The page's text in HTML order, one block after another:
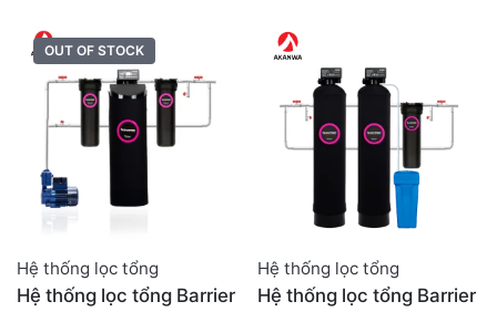
OUT OF STOCK
Hệ thống lọc tổng
Hệ thống lọc tổng Barrier
Hệ thống lọc tổng
Hệ thống lọc tổng Barrier